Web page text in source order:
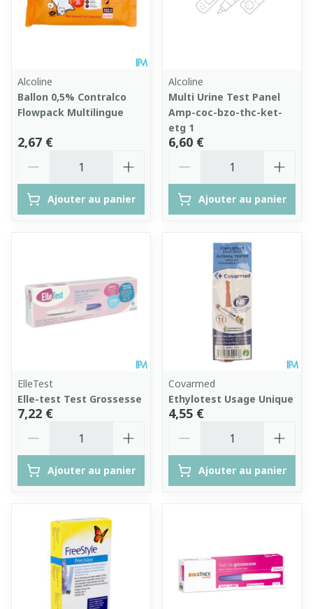
Alcoline
Ballon 0,5% Contralco
Flowpack Multilingue
2,67 €
Ajouter au panier
Alcoline
Multi Urine Test Panel
Amp-coc-bzo-thc-ket-
etg 1
6,60 €
Ajouter au panier
ElleTest
Elle-test Test Grossesse
7,22 €
Ajouter au panier
Covarmed
Ethylotest Usage Unique
4,55 €
Ajouter au panier